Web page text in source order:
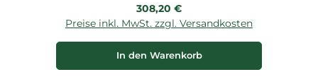
Regulärer Preis:
308,20 €
Preise inkl. MwSt. zzgl. Versandkosten
In den Warenkorb